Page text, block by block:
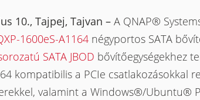
10., Tajpej, Tajvan –A QNAP®
1600eS-A1164négyportos SATA
SATA JBOD bővítőegységekhez
kompatibilis a PCIe csatlakozásokkal
valamint a Windows®/Ubuntu®